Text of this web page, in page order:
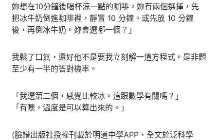
妳想在10分鐘後喝杯涼一點的咖啡。妳有兩個選擇，先
把冰牛奶倒進咖啡裡，靜置 10 分鐘。或先放 10 分鐘
後，再倒冰牛奶。妳會選哪一個？」
我鬆了口氣，還好他不是要我立刻解一道方程式。是非題
至少有一半的答對機率。
「我選第二個，感覺比較冰。這跟數學有關嗎？」
「有噢，溫度是可以算出來的。」
(臉譜出版社授權刊載於明道中學APP，全文於泛科學